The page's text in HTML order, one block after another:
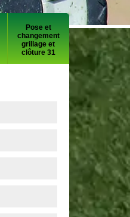
Pose et
changement
grillage et
clôture 31